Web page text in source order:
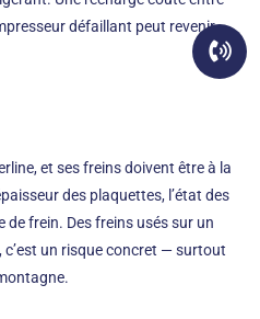
défaillant peut revenir
et ses freins doivent être à la
des plaquettes, l’état des
de frein. Des freins usés sur un
un risque concret — surtout